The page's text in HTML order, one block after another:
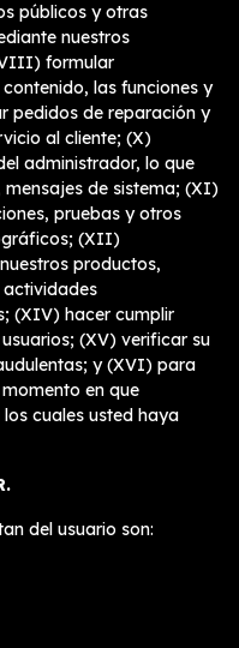
públicos y otras
nuestros
formular
las funciones y
pedidos de reparación y
al cliente; (X)
administrador, lo que
de sistema; (XI)
pruebas y otros
(XII)
productos,
(XIV) hacer cumplir
(XV) verificar su
y (XVI) para
en que
cuales usted haya
del usuario son: